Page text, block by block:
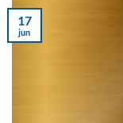
17
jun